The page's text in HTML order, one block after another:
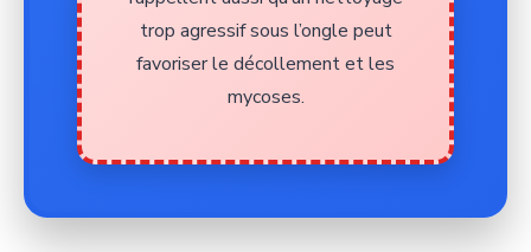
trop agressif sous l’ongle peut
favoriser le décollement et les
mycoses.